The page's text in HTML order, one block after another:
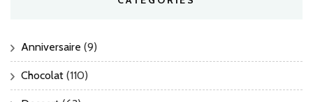
Anniversaire (9)
Chocolat (110)